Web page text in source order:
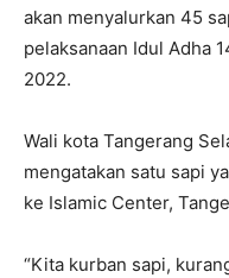
akan menyalurkan 45
pelaksanaan Idul Adha
2022.
Wali kota Tangerang
mengatakan satu sapi
ke Islamic Center,
“Kita kurban sapi,